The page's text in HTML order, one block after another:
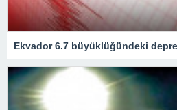
Ekvador 6.7 büyüklüğündeki